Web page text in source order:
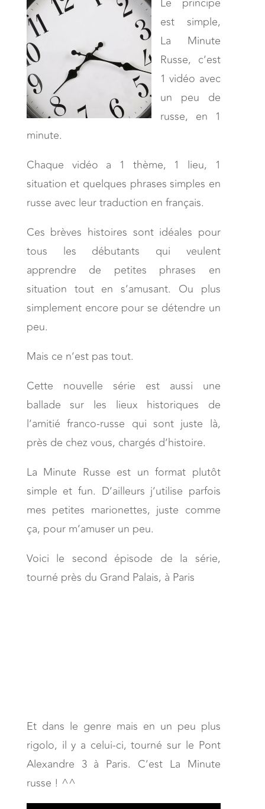
est simple,
La Minute
Russe, c’est
1 vidéo avec
un peu de
russe, en 1
minute.
Chaque vidéo a 1 thème, 1 lieu, 1
situation et quelques phrases simples en
russe avec leur traduction en français.
Ces brèves histoires sont idéales pour
tous les débutants qui veulent
apprendre de petites phrases en
situation tout en s’amusant. Ou plus
simplement encore pour se détendre un
peu.
Mais ce n’est pas tout.
Cette nouvelle série est aussi une
ballade sur les lieux historiques de
l’amitié franco-russe qui sont juste là,
près de chez vous, chargés d’histoire.
La Minute Russe est un format plutôt
simple et fun. D’ailleurs j’utilise parfois
mes petites marionettes, juste comme
ça, pour m’amuser un peu.
Voici le second épisode de la série,
tourné près du Grand Palais, à Paris
Et dans le genre mais en un peu plus
rigolo, il y a celui-ci, tourné sur le Pont
Alexandre 3 à Paris. C’est La Minute
russe ! ^^